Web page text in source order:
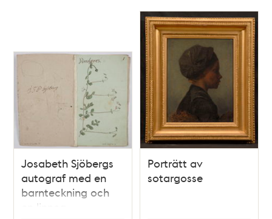
Josabeth Sjöbergs
autograf med en
barnteckning och
en linnea
Porträtt av
sotargosse